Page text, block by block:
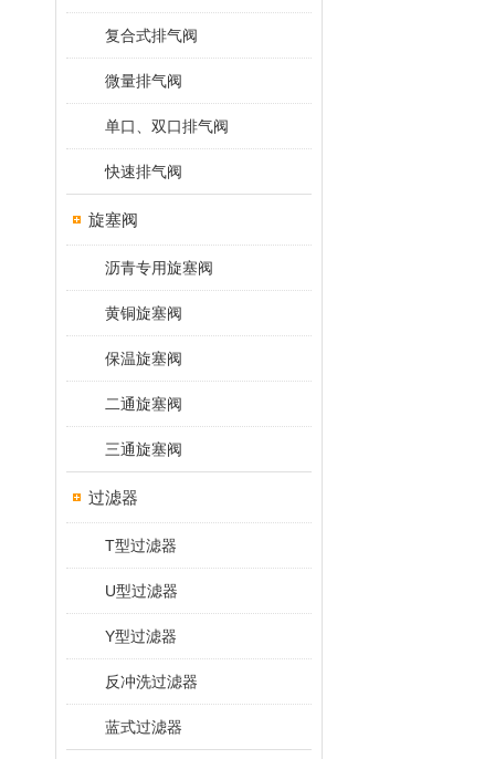
复合式排气阀
微量排气阀
单口、双口排气阀
快速排气阀
旋塞阀
沥青专用旋塞阀
黄铜旋塞阀
保温旋塞阀
二通旋塞阀
三通旋塞阀
过滤器
T型过滤器
U型过滤器
Y型过滤器
反冲洗过滤器
蓝式过滤器